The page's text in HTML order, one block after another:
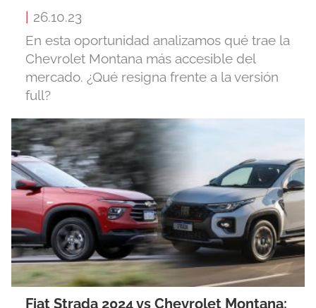
| 26.10.23
En esta oportunidad analizamos qué trae la
Chevrolet Montana más accesible del
mercado. ¿Qué resigna frente a la versión
full?
Fiat Strada 2024 vs Chevrolet Montana: